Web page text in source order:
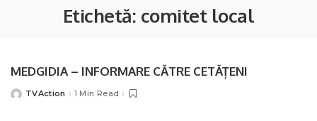
Etichetă: comitet local
MEDGIDIA – INFORMARE CĂTRE CETĂȚENI
PostedTVAction 1 Min Read